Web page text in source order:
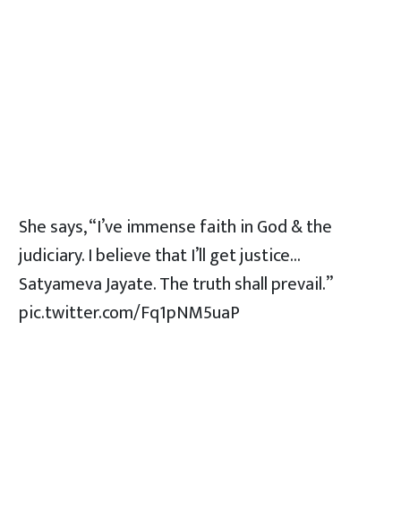
She says, “I’ve immense faith in God & the
judiciary. I believe that I’ll get justice…
Satyameva Jayate. The truth shall prevail.”
pic.twitter.com/Fq1pNM5uaP